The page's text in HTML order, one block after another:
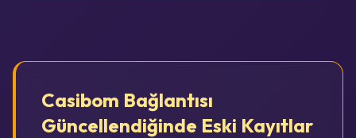
Casibom Bağlantısı
Güncellendiğinde Eski Kayıtlar